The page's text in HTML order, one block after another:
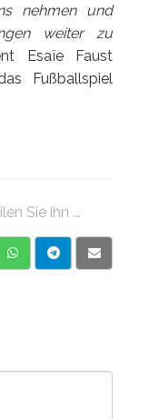
nehmen und
weiter zu
Esaïe Faust
Fußballspiel
Sie ihn ...